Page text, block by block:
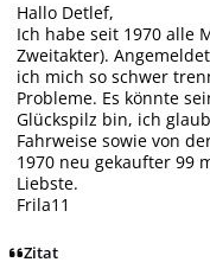
Hallo Detlef,
Ich habe seit 1970 alle
Zweitakter).
ich mich so schwer
Probleme. Es könnte
Glückspilz bin, ich
Fahrweise sowie von
1970 neu gekaufter 99
Liebste.
Frila11
Zitat